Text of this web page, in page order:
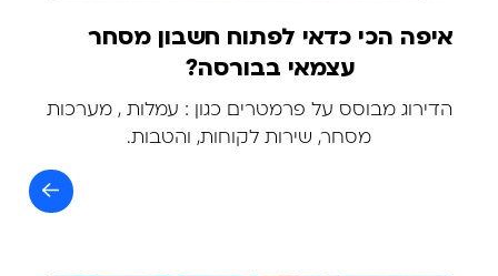
איפה הכי כדאי לפתוח חשבון מסחר
עצמאי בבורסה?
הדירוג מבוסס על פרמטרים כגון : עמלות , מערכות
מסחר, שירות לקוחות, והטבות.